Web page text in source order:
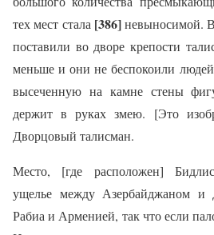
тех мест стала [386]невыносимой.
поставили во дворе крепости
меньше и они не беспокоили
высеченную на камне стены
держит в руках змею. [Это
Дворцовый талисман.
Место, [где расположен]
ущелье между Азербайджаном и
Рабиа и Арменией, так что если